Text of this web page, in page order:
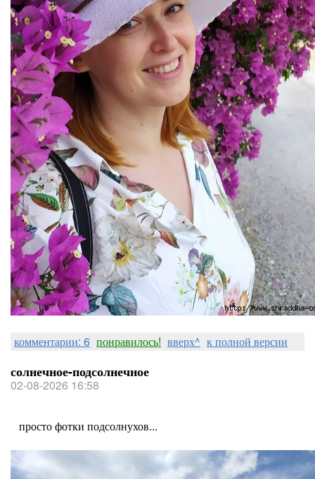
комментарии: 6 понравилось! вверх^ к полной версии
солнечное-подсолнечное
02-08-2026 16:58
просто фотки подсолнухов...